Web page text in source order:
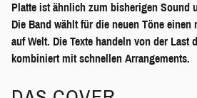
Platte ist ähnlich zum bisherigen Sound
Die Band wählt für die neuen Töne
auf Welt. Die Texte handeln von der Last
kombiniert mit schnellen Arrangements.